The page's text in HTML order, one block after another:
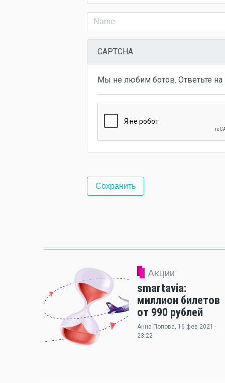
CAPTCHA
Мы не любим ботов. Ответьте на
Акции
smartavia:
миллион билетов
от 990 рублей
Анна Попова, 16 фев 2021 -
23:22